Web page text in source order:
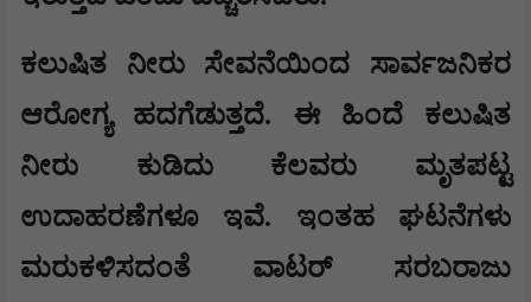
ಕಲುಷಿತ ನೀರು ಸೇವನೆಯಿಂದ ಸಾರ್ವಜನಿಕರ
ಆರೋಗ್ಯ ಹದಗೆಡುತ್ತದೆ. ಈ ಹಿಂದೆ ಕಲುಷಿತ
ನೀರು ಕುಡಿದು ಕೆಲವರು ಮೃತಪಟ್ಟ
ಉದಾಹರಣೆಗಳೂ ಇವೆ. ಇಂತಹ ಘಟನೆಗಳು
ಮರುಕಳಿಸದಂತೆ ವಾಟರ್ ಸರಬರಾಜು